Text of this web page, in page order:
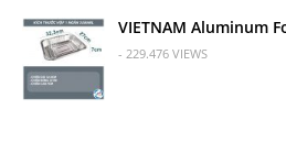
VIETNAM Aluminum
- 229.476 VIEWS